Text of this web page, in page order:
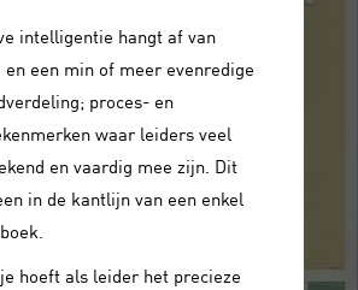
intelligentie hangt af van
een min of meer evenredige
proces- en
waar leiders veel
en vaardig mee zijn. Dit
in de kantlijn van een enkel
hoeft als leider het precieze